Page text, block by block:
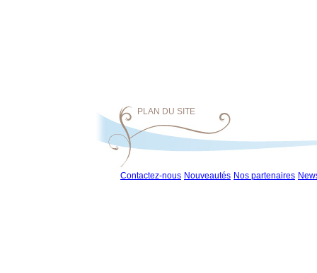
PLAN DU SITE
Contactez-nous Nouveautés Nos partenaires